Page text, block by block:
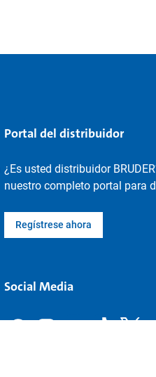
Portal del distribuidor
¿Es usted distribuidor
nuestro completo portal para
Regístrese ahora
Social Media